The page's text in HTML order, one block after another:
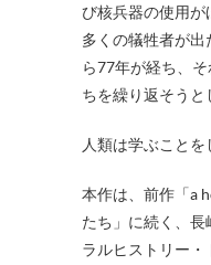
び核兵器の使用が
多くの犠牲者が
ら77年が経ち、
ちを繰り返そうと
人類は学ぶことを
本作は、前作「a
たち」に続く、
ラルヒストリー